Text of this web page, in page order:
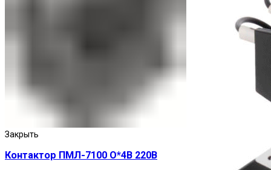
Закрыть
Контактор ПМЛ-7100 О*4В 220В